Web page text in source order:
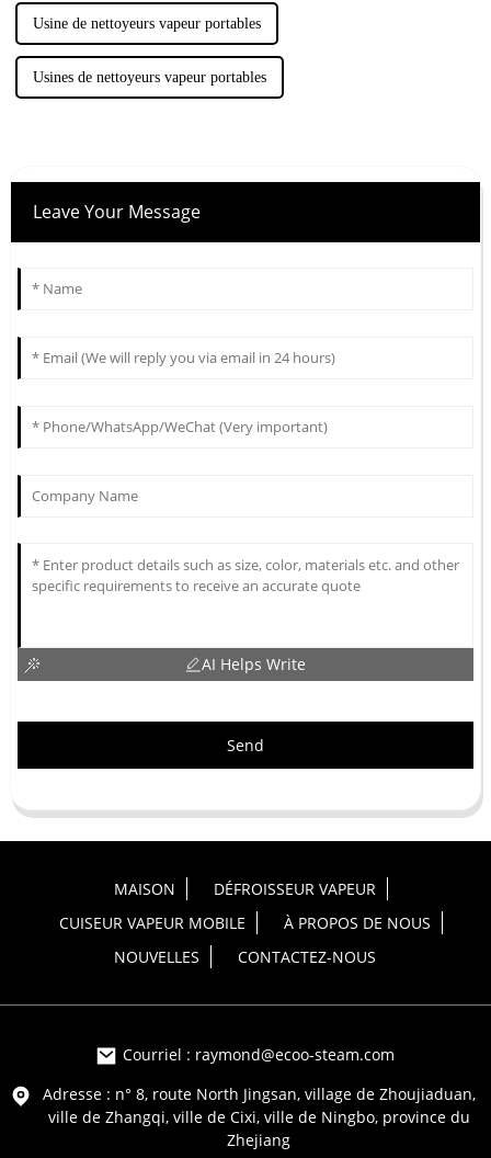
Usine de nettoyeurs vapeur portables
Usines de nettoyeurs vapeur portables
Leave Your Message
AI Helps Write
Send
MAISON
DÉFROISSEUR VAPEUR
CUISEUR VAPEUR MOBILE
À PROPOS DE NOUS
NOUVELLES
CONTACTEZ-NOUS
Courriel : raymond@ecoo-steam.com
Adresse : n° 8, route North Jingsan, village de Zhoujiaduan,
ville de Zhangqi, ville de Cixi, ville de Ningbo, province du
Zhejiang